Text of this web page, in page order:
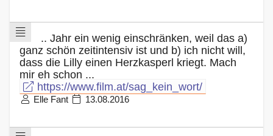
.. Jahr ein wenig einschränken, weil das a)
ganz schön zeitintensiv ist und b) ich nicht will,
dass die Lilly einen Herzkasperl kriegt. Mach
mir eh schon ...
https://www.film.at/sag_kein_wort/
Elle Fant 13.08.2016